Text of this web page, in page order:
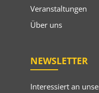
Veranstaltungen
Über uns
NEWSLETTER
Interessiert an